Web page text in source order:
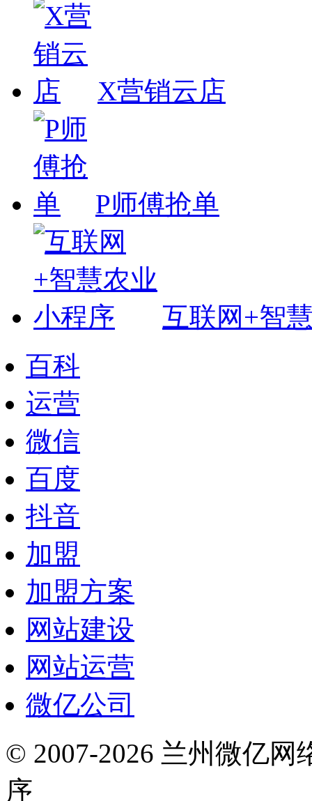
X营销云店
P师傅抢单
互联网+智
百科
运营
微信
百度
抖音
加盟
加盟方案
网站建设
网站运营
微亿公司
© 2007-2026 兰州微亿网
序